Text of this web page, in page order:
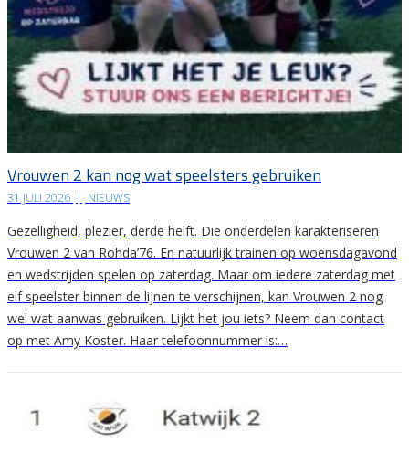
Vrouwen 2 kan nog wat speelsters gebruiken
31 JULI 2026 | NIEUWS
Gezelligheid, plezier, derde helft. Die onderdelen karakteriseren
Vrouwen 2 van Rohda’76. En natuurlijk trainen op woensdagavond
en wedstrijden spelen op zaterdag. Maar om iedere zaterdag met
elf speelster binnen de lijnen te verschijnen, kan Vrouwen 2 nog
wel wat aanwas gebruiken. Lijkt het jou iets? Neem dan contact
op met Amy Koster. Haar telefoonnummer is:…